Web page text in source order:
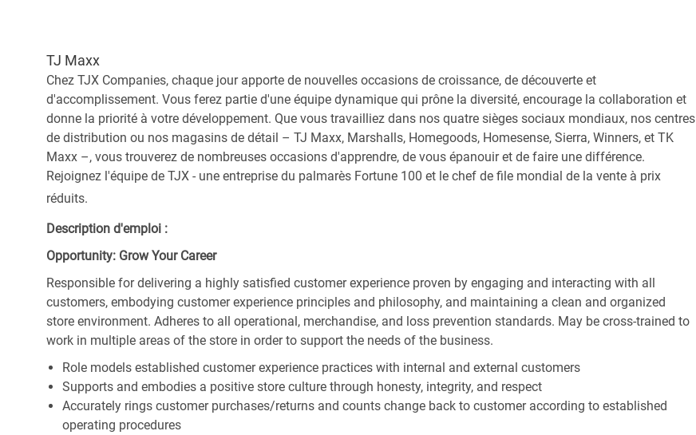
TJ Maxx
Chez TJX Companies, chaque jour apporte de nouvelles occasions de croissance, de découverte et
d'accomplissement. Vous ferez partie d'une équipe dynamique qui prône la diversité, encourage la collaboration et
donne la priorité à votre développement. Que vous travailliez dans nos quatre sièges sociaux mondiaux, nos centres
de distribution ou nos magasins de détail – TJ Maxx, Marshalls, Homegoods, Homesense, Sierra, Winners, et TK
Maxx –, vous trouverez de nombreuses occasions d'apprendre, de vous épanouir et de faire une différence.
Rejoignez l'équipe de TJX - une entreprise du palmarès Fortune 100 et le chef de file mondial de la vente à prix
réduits.
Description d'emploi :
Opportunity: Grow Your Career
Responsible for delivering a highly satisfied customer experience proven by engaging and interacting with all
customers, embodying customer experience principles and philosophy, and maintaining a clean and organized
store environment. Adheres to all operational, merchandise, and loss prevention standards. May be cross-trained to
work in multiple areas of the store in order to support the needs of the business.
Role models established customer experience practices with internal and external customers
Supports and embodies a positive store culture through honesty, integrity, and respect
Accurately rings customer purchases/returns and counts change back to customer according to established
operating procedures